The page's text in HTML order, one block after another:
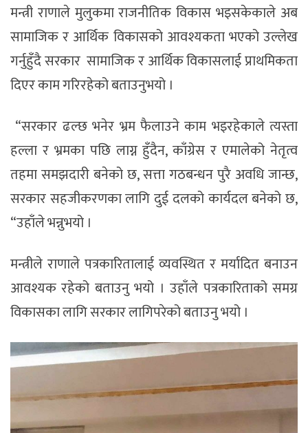
मन्त्री राणाले मुलुकमा राजनीतिक विकास भइसकेकाले अब
सामाजिक र आर्थिक विकासको आवश्यकता भएको उल्लेख
गर्नुहुँदै सरकार सामाजिक र आर्थिक विकासलाई प्राथमिकता
दिएर काम गरिरहेको बताउनुभयो ।
“सरकार ढल्छ भनेर भ्रम फैलाउने काम भइरहेकाले त्यस्ता
हल्ला र भ्रमका पछि लाग्न हुँदैन, काँग्रेस र एमालेको नेतृत्व
तहमा समझदारी बनेको छ, सत्ता गठबन्धन पुरै अवधि जान्छ,
सरकार सहजीकरणका लागि दुई दलको कार्यदल बनेको छ,
“उहाँले भन्नुभयो ।
मन्त्रीले राणाले पत्रकारितालाई व्यवस्थित र मर्यादित बनाउन
आवश्यक रहेको बताउनु भयो । उहाँले पत्रकारिताको समग्र
विकासका लागि सरकार लागिपरेको बताउनु भयो ।